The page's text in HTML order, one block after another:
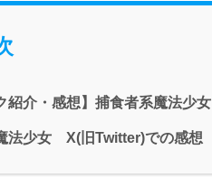
紹介・感想】捕食者系魔法少女
法少女 X(旧Twitter)での感想